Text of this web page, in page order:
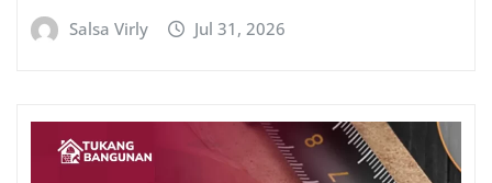
Salsa Virly Jul 31, 2026